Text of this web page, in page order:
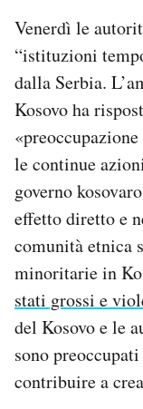
CALENDARIO
AREA
Area
Newsletter
Hai bisogno di
Esci
Venerdì le
“istituzioni
dalla Serbia.
Kosovo ha
le continue
governo
effetto diretto e
comunità etnica
minoritarie in
stati grossi e
del Kosovo e le
sono
contribuire a